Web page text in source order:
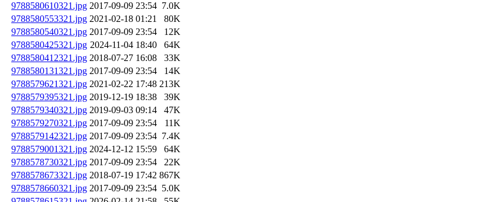
9788580610321.jpg 2017-09-09 23:54 7.0K
9788580553321.jpg 2021-02-18 01:21
80K
9788580540321.jpg 2017-09-09 23:54
12K
9788580425321.jpg 2024-11-04 18:40
64K
9788580412321.jpg 2018-07-27 16:08
33K
9788580131321.jpg 2017-09-09 23:54
14K
9788579621321.jpg 2021-02-22 17:48 213K
9788579395321.jpg 2019-12-19 18:38
39K
9788579340321.jpg 2019-09-03 09:14
47K
9788579270321.jpg 2017-09-09 23:54
11K
9788579142321.jpg 2017-09-09 23:54 7.4K
9788579001321.jpg 2024-12-12 15:59
64K
9788578730321.jpg 2017-09-09 23:54
22K
9788578673321.jpg 2018-07-19 17:42 867K
9788578660321.jpg 2017-09-09 23:54 5.0K